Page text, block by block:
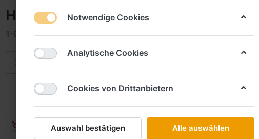
Herpa Wings
1-9 von9
Sortiere nach
Croatia Airlines Airbus A220-300 (1:200)
Art.-Nr. H573757
Notwendige Cookies
Analytische Cookies
Cookies von Drittanbietern
Auswahl bestätigen Alle auswählen